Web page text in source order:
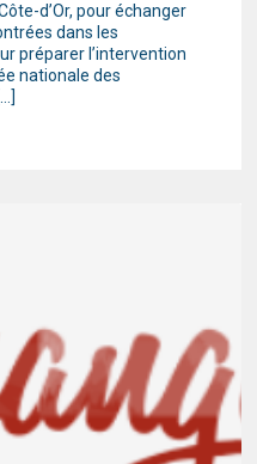
d’Or, pour échanger
dans les
préparer l’intervention
nationale des